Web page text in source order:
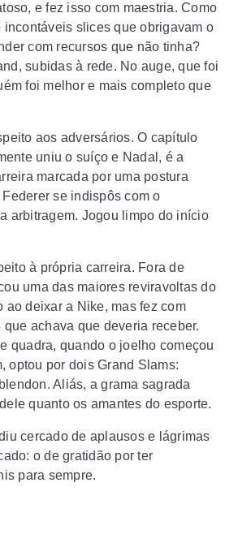
e fez isso com maestria. Como
incontáveis slicesque obrigavam o
com recursos que não tinha?
, subidas à rede. No auge, que foi
foi melhor e mais completo que
aos adversários. O capítulo
uniu o suíço e Nadal, é a
marcada por uma postura
Federer se indispôs com o
arbitragem. Jogou limpo do início
à própria carreira. Fora de
uma das maiores reviravoltas do
ao deixar a Nike, mas fez com
achava que deveria receber.
quadra, quando o joelho começou
optou por dois Grand Slams:
Aliás, a grama sagrada
quanto os amantes do esporte.
cercado de aplausos e lágrimas
o de gratidão por ter
para sempre.